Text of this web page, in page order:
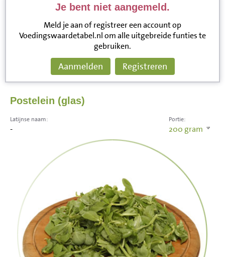
Je bent niet aangemeld.
Meld je aan of registreer een account op
Voedingswaardetabel.nl om alle uitgebreide funties te
gebruiken.
Aanmelden Registreren
Postelein (glas)
Portie:
200 gram
Latijnse naam:
-